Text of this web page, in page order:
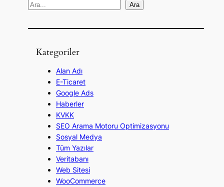
A
a
Ara
Kategoriler
Alan Adı
E-Ticaret
Google Ads
Haberler
KVKK
SEO Arama Motoru Optimizasyonu
Sosyal Medya
Tüm Yazılar
Veritabanı
Web Sitesi
WooCommerce